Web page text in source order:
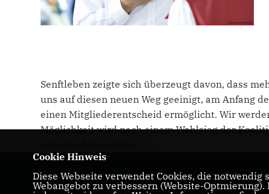
Senftleben zeigte sich überzeugt davon, dass
uns auf diesen neuen Weg geeinigt, am Anfang
einen Mitgliederentscheid ermöglicht. Wir
Möglichkeit wird nach einem Wahlsieg der
Homepage des CDU Stadtverbandes
Werneuchen
Cookie Hinweis
Diese Webseite verwendet Cookies, die
Webangebot zu verbessern (Website-